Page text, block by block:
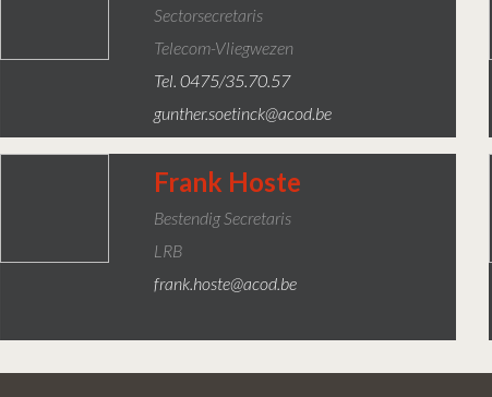
Sectorsecretaris
Telecom-Vliegwezen
Tel. 0475/35.70.57
gunther.soetinck@acod.be
Frank Hoste
Bestendig Secretaris
LRB
frank.hoste@acod.be